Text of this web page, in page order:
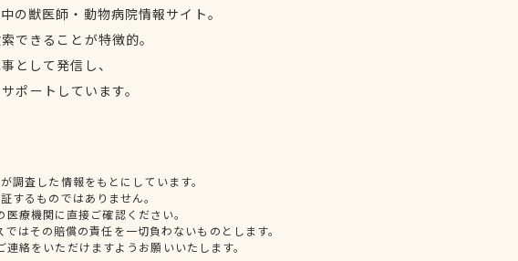
の獣医師・動物病院情報サイト。
できることが特徴的。
として発信し、
ポートしています。
調査した情報をもとにしています。
するものではありません。
療機関に直接ご確認ください。
はその賠償の責任を一切負わないものとします。
絡をいただけますようお願いいたします。